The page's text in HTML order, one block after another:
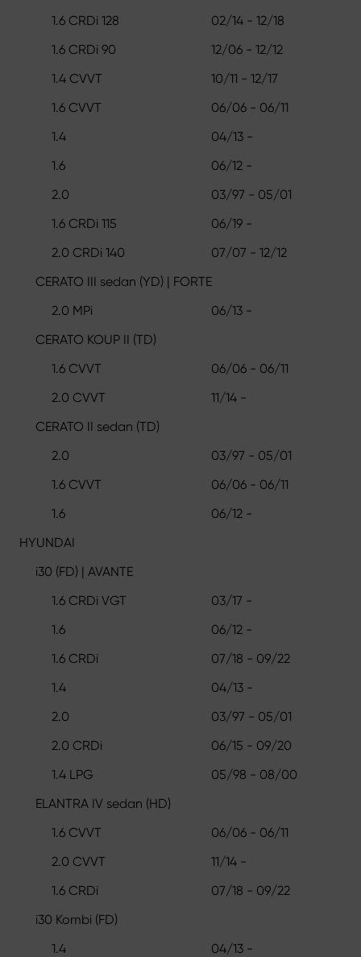
1.6 CRDi 128
02/14 - 12/18
1.6 CRDi 90
12/06 - 12/12
1.4 CVVT
10/11 - 12/17
1.6 CVVT
06/06 - 06/11
1.4
04/13 -
1.6
06/12 -
2.0
03/97 - 05/01
1.6 CRDi 115
06/19 -
2.0 CRDi 140
07/07 - 12/12
CERATO III sedan (YD) | FORTE
2.0 MPi
06/13 -
CERATO KOUP II (TD)
1.6 CVVT
06/06 - 06/11
2.0 CVVT
11/14 -
CERATO II sedan (TD)
2.0
03/97 - 05/01
1.6 CVVT
06/06 - 06/11
1.6
06/12 -
HYUNDAI
i30 (FD) | AVANTE
1.6 CRDi VGT
03/17 -
1.6
06/12 -
1.6 CRDi
07/18 - 09/22
1.4
04/13 -
2.0
03/97 - 05/01
2.0 CRDi
06/15 - 09/20
1.4 LPG
05/98 - 08/00
ELANTRA IV sedan (HD)
1.6 CVVT
06/06 - 06/11
2.0 CVVT
11/14 -
1.6 CRDi
07/18 - 09/22
i30 Kombi (FD)
1.4
04/13 -